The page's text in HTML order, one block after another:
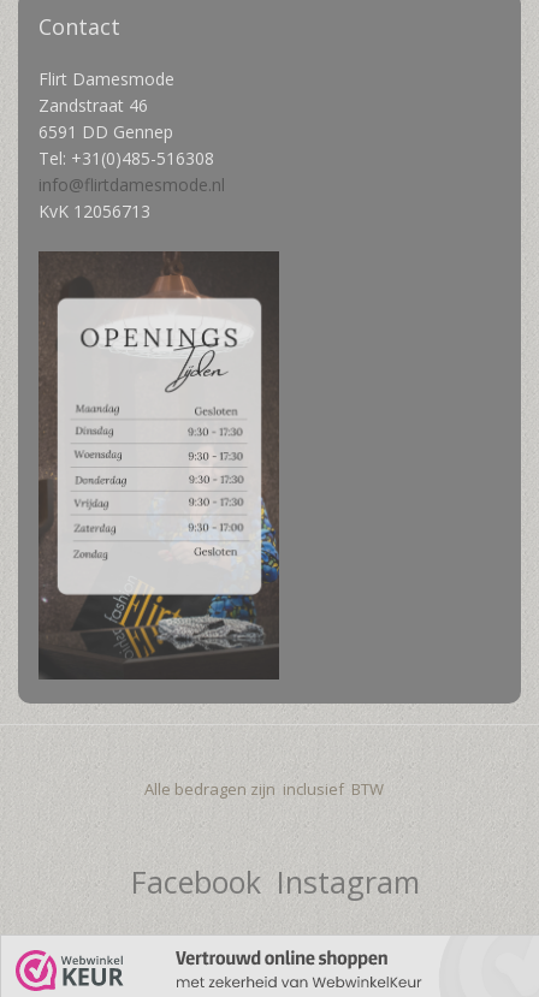
Contact
Flirt Damesmode
Zandstraat 46
6591 DD Gennep
Tel: +31(0)485-516308
info@flirtdamesmode.nl
KvK 12056713
Alle bedragen zijn inclusief BTW
Facebook Instagram